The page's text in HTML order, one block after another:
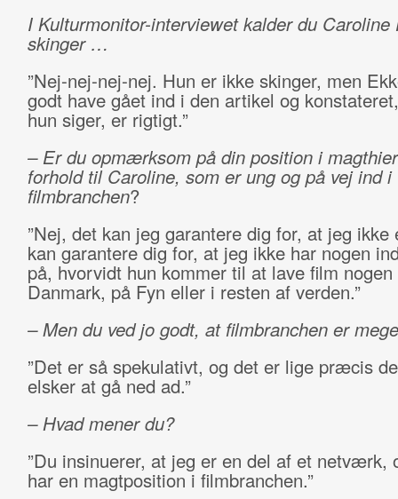
I Kulturmonitor-interviewet kalder du Caroline
skinger …
”Nej-nej-nej-nej. Hun er ikke skinger, men
godt have gået ind i den artikel og
hun siger, er rigtigt.”
– Er du opmærksom på din position i
forhold til Caroline, som er ung og på vej ind i
filmbranchen?
”Nej, det kan jeg garantere dig for, at jeg ikke
kan garantere dig for, at jeg ikke har nogen
på, hvorvidt hun kommer til at lave film
Danmark, på Fyn eller i resten af verden.”
–Men du ved jo godt, at filmbranchen er
”Det er så spekulativt, og det er lige præcis
elsker at gå ned ad.”
– Hvad mener du?
”Du insinuerer, at jeg er en del af et netværk,
har en magtposition i filmbranchen.”